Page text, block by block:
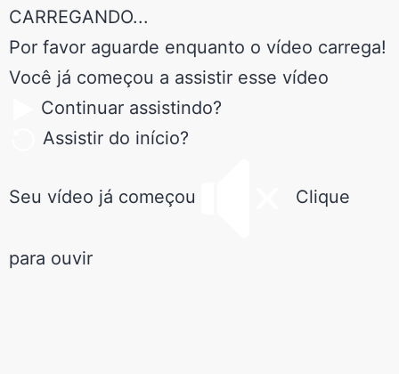
CARREGANDO...
Por favor aguarde enquanto o vídeo carrega!
Você já começou a assistir esse vídeo
Continuar assistindo?
Assistir do início?
Seu vídeo já começou Clique
para ouvir